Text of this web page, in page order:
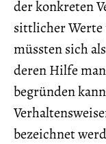
der konkreten
sittlicher Werte
müssten sich
deren Hilfe
begründen
bezeichnet